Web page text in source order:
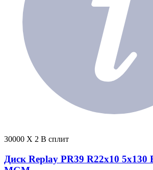
30000 X 2 В сплит
Диск Replay PR39 R22x10 5x130